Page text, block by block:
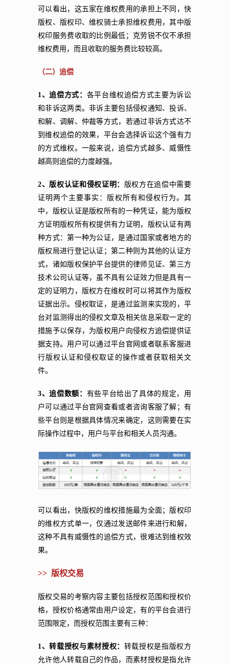
可以看出，这五家在维权费用的承担上不同，快
版权、版权印、维权骑士承担维权费用，其中版
权印服务费收取的比例最低；克劳锐不仅不承担
维权费用，而且收取的服务费比较较高。
（二）追偿
1、追偿方式： 各平台维权追偿方式主要为诉讼
和非诉这两类。非诉主要包括侵权通知、投诉、
和解、调解、仲裁等方式，若通过非诉方式达不
到维权追偿的效果，平台会选择诉讼这个强有力
的方式维权。一般来说，追偿方式越多、威慑性
越高则追偿的力度越强。
2、版权认证和侵权证明： 版权方在追偿中需要
证明两个主要事实：版权所有和侵权行为。其
中，版权认证是版权所有的一种凭证，能为版权
方证明版权所有权提供有力证明，版权认证有两
种方式：第一种为公证，是通过国家或者地方的
版权局进行登记认证；第二种则为其他的认证方
式，诸如版权保护平台提供的律师见证、第三方
技术公司认证等，虽不具有公证效力但是具有一
定的证明力，版权方在维权时可以将其作为版权
证据出示。侵权取证，是通过监测来实现的，平
台对监测得出的侵权文章及相关信息采取一定的
措施予以保存，为版权用户向侵权方追偿提供证
据支持。用户可以通过平台官网或者联系客服进
行版权认证和侵权取证的操作或者获取相关文
件。
3、追偿数额： 有些平台给出了具体的规定，用
户可以通过平台官网查看或者咨询客服了解；有
些平台则是根据具体情况来确定，这则需要在实
际操作过程中，用户与平台和相关人员沟通。
可以看出，快版权的维权措施最为全面；版权印
的维权方式单一，仅通过发送邮件来进行和解，
这种不具有威慑性的追偿方式，很难达到维权效
果。
>> 版权交易
版权交易的考察内容主要包括授权范围和授权价
格，授权价格通常由用户设定，有的平台会进行
范围限定，而授权范围主要有三种：
1、转载授权与素材授权： 转载授权是指版权方
允许他人转载自己的作品，而素材授权是指允许